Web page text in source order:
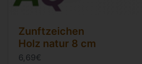
Zunftzeichen
Holz natur 8 cm
6,69€